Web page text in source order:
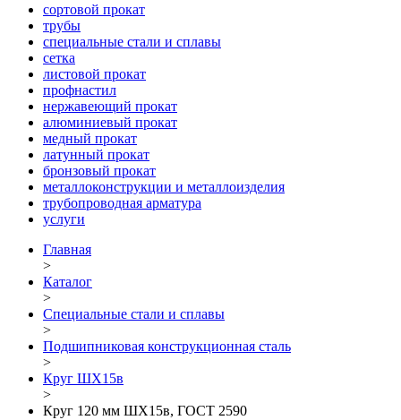
сортовой прокат
трубы
специальные стали и сплавы
сетка
листовой прокат
профнастил
нержавеющий прокат
алюминиевый прокат
медный прокат
латунный прокат
бронзовый прокат
металлоконструкции и металлоизделия
трубопроводная арматура
услуги
Главная
>
Каталог
>
Специальные стали и сплавы
>
Подшипниковая конструкционная сталь
>
Круг ШХ15в
>
Круг 120 мм ШХ15в, ГОСТ 2590